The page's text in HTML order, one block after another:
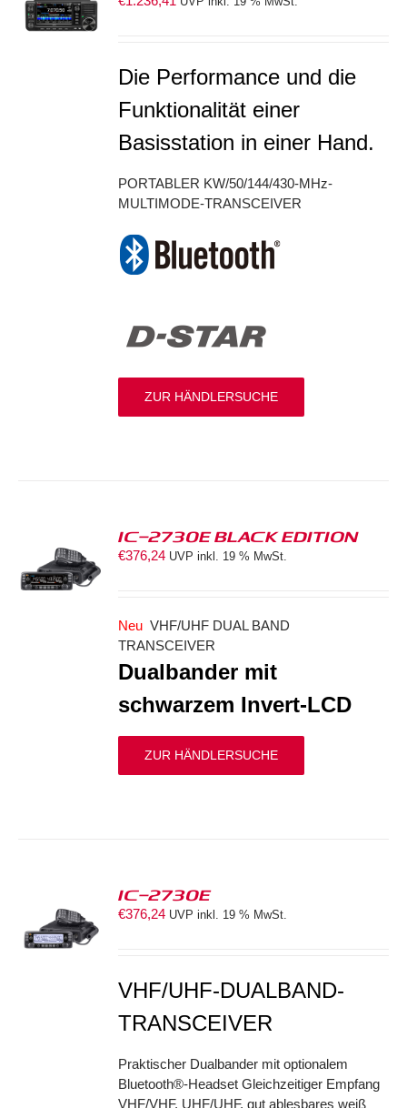
Die Performance und die
Funktionalität einer
Basisstation in einer Hand.
PORTABLER KW/50/144/430-MHz-
MULTIMODE-TRANSCEIVER
ZUR HÄNDLERSUCHE
IC-2730E BLACK EDITION
€376,24 UVP inkl. 19 % MwSt.
Neu VHF/UHF DUAL BAND
TRANSCEIVER
Dualbander mit
schwarzem Invert-LCD
ZUR HÄNDLERSUCHE
IC-2730E
€376,24 UVP inkl. 19 % MwSt.
VHF/UHF-DUALBAND-
TRANSCEIVER
Praktischer Dualbander mit optionalem
Bluetooth®-Headset Gleichzeitiger Empfang
VHF/VHF, UHF/UHF, gut ablesbares weiß